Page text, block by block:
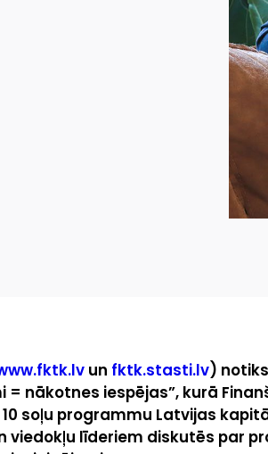
un fktk.stasti.lv)
= nākotnes iespējas”, kurā
10 soļu programmu Latvijas
viedokļu līderiem diskutēs par